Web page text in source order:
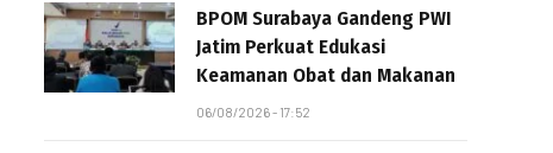
BPOM Surabaya Gandeng PWI
Jatim Perkuat Edukasi
Keamanan Obat dan Makanan
06/08/2026 - 17:52